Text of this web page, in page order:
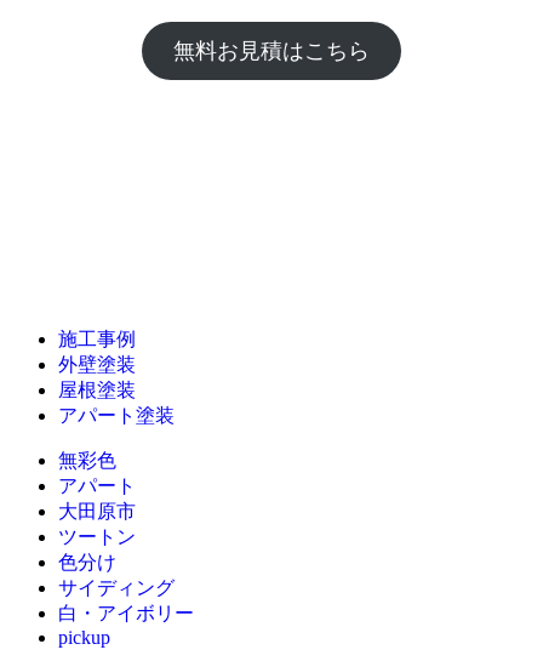
無料お見積はこちら
施工事例
外壁塗装
屋根塗装
アパート塗装
無彩色
アパート
大田原市
ツートン
色分け
サイディング
白・アイボリー
pickup